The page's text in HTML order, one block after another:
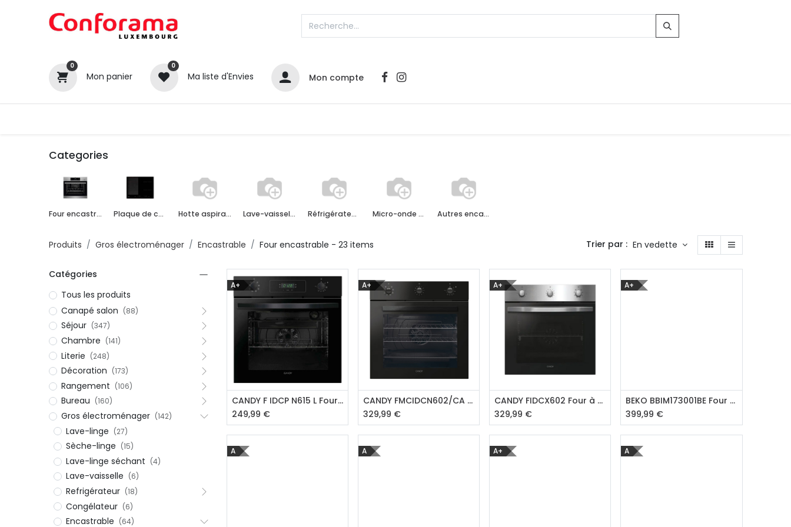
0
Mon panier
0
Ma liste d'Envies Mon compte
Categories
Four encastrable Plaque de cuisson encastrable Hotte aspirante encastrable Lave-vaisselle encastrable Réfrigérateur encastrable Micro-onde encastrable Autres encastrables
Produits Gros électroménager Encastrable Four encastrable - 23 items Trier par : En vedette
Catégories
Tous les produits
Canapé salon (88)
Séjour (347)
Chambre (141)
Literie (248)
Décoration (173)
Rangement (106)
Bureau (160)
Gros électroménager (142)
Lave-linge (27)
Sèche-linge (15)
Lave-linge séchant (4)
Lave-vaisselle (6)
Refrigérateur (18)
Congélateur (6)
Encastrable (64)
A+
Ajouter au panier
CANDY F IDCP N615 L Four multifonction
249,99 €
A+
Ajouter au panier
CANDY FMCIDCN602/CA Four à air pulsé
329,99 €
A+
Ajouter au panier
CANDY FIDCX602 Four à air pulsé
329,99 €
A+
Ajouter au panier
BEKO BBIM173001BE Four hydrolyse
399,99 €
A A A+ A